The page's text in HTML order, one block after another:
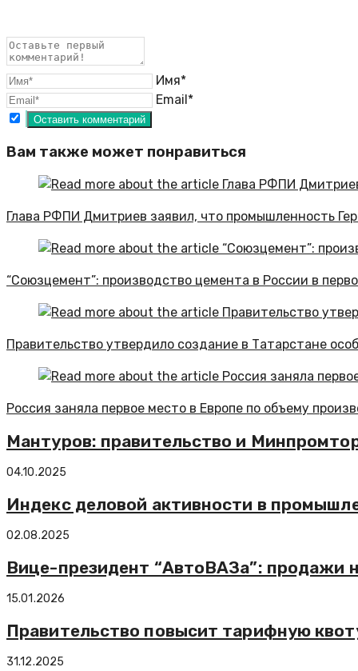
Имя*
Email*
Вам также может понравиться
Глава РФПИ Дмитриев заявил, что промышленность
“Союзцемент”: производство цемента в России в
Правительство утвердило создание в Татарстане
Россия заняла первое место в Европе по объему
Мантуров: правительство и
04.10.2025
Индекс деловой активности в
02.08.2025
Вице-президент “АвтоВАЗа”: продажи
15.01.2026
Правительство повысит тарифную
31.12.2025